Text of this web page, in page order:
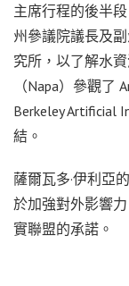
主席行程的後半
州參議院議長及
究所，以了解水
（Napa）參觀了
Berkeley Artificial
結。
薩爾瓦多·伊利亞
於加強對外影響
實聯盟的承諾。